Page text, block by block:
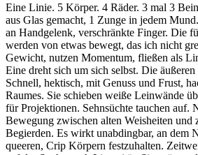
Eine Linie. 5 Körper. 4 Räder. 3 mal 3
aus Glas gemacht, 1 Zunge in jedem
an Handgelenk, verschränkte Finger. Die
werden von etwas bewegt, das ich nicht
Gewicht, nutzen Momentum, fließen als
Eine dreht sich um sich selbst. Die
Schnell, hektisch, mit Genuss und Frust,
Raumes. Sie schieben weiße Leinwände
für Projektionen. Sehnsüchte tauchen auf.
Bewegung zwischen alten Weisheiten und
Begierden. Es wirkt unabdingbar, an dem
queeren, Crip Körpern festzuhalten.